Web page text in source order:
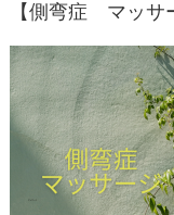
【側弯症 マッサ